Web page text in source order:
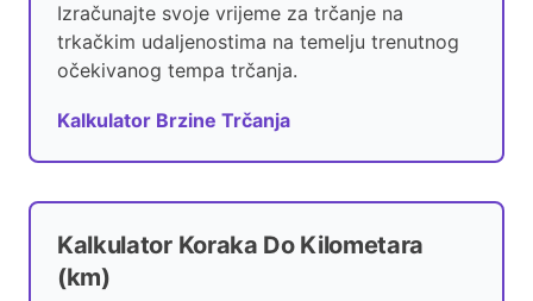
Izračunajte svoje vrijeme za trčanje na
trkačkim udaljenostima na temelju trenutnog
očekivanog tempa trčanja.
Kalkulator Brzine Trčanja
Kalkulator Koraka Do Kilometara
(km)